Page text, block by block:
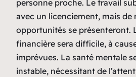
personne proche. Le travail
avec un licenciement, mais de
opportunités se présenteront.
financière sera difficile, à
imprévues. La santé mentale
instable, nécessitant de